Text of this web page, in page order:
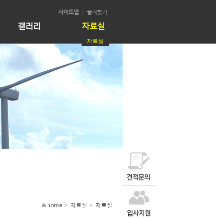
사이트맵 즐겨찾기
갤러리 자료실
자료실
home > 자료실 > 자료실